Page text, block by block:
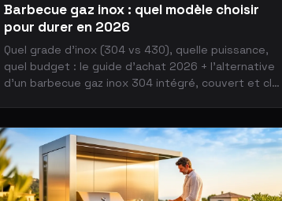
Barbecue gaz inox : quel modèle choisir
pour durer en 2026
Quel grade d'inox (304 vs 430), quelle puissance,
quel budget : le guide d'achat 2026 + l'alternative
d'un barbecue gaz inox 304 intégré, couvert et clé